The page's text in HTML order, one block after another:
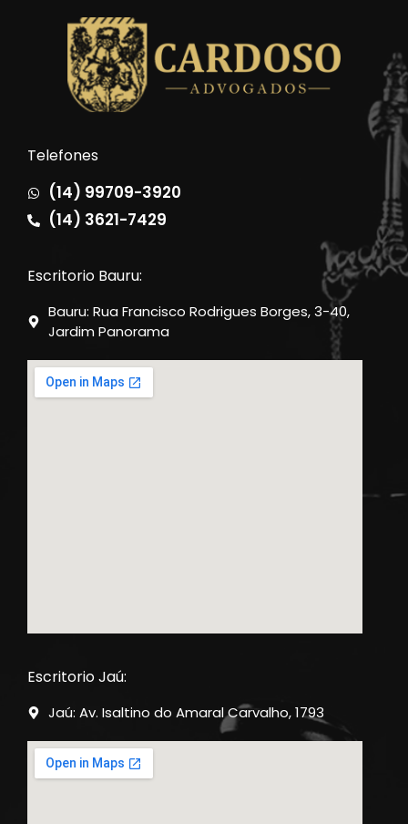
Telefones
(14) 99709-3920
(14) 3621-7429
Escritorio Bauru:
Bauru: Rua Francisco Rodrigues Borges, 3-40,
Jardim Panorama
Escritorio Jaú:
Jaú: Av. Isaltino do Amaral Carvalho, 1793